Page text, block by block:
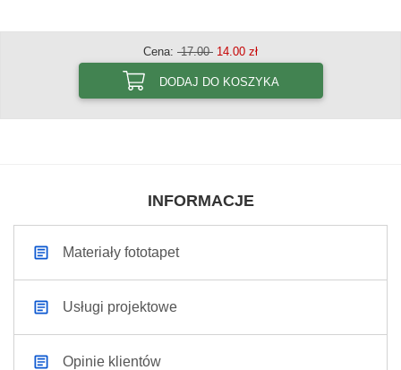
Cena: 17.00 14.00 zł
DODAJ DO KOSZYKA
INFORMACJE
Materiały fototapet
Usługi projektowe
Opinie klientów